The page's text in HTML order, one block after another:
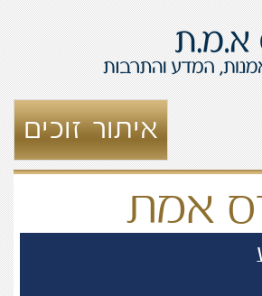
איתור זוכים
אמת